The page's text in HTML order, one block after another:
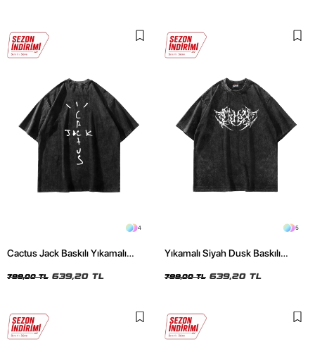
4
Cactus Jack Baskılı Yıkamalı
799,00 TL 639,20 TL
5
Yıkamalı Siyah Dusk Baskılı
799,00 TL 639,20 TL